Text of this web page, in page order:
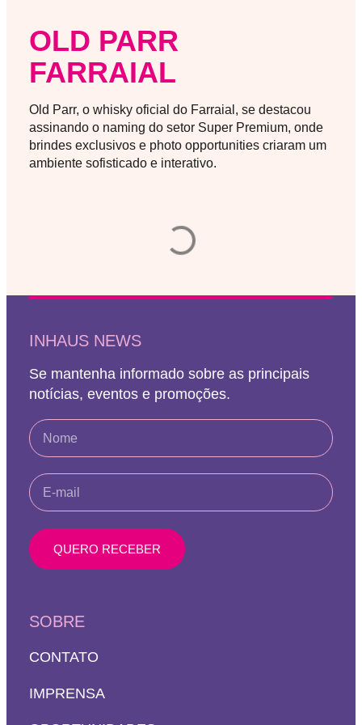
OLD PARR
FARRAIAL
Old Parr, o whisky oficial do Farraial, se destacou
assinando o naming do setor Super Premium, onde
brindes exclusivos e photo opportunities criaram um
ambiente sofisticado e interativo.
INHAUS NEWS
Se mantenha informado sobre as principais
notícias, eventos e promoções.
QUERO RECEBER
SOBRE
CONTATO
IMPRENSA